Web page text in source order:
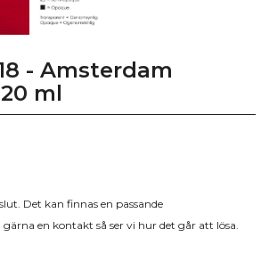
- Amsterdam
ml
Det kan finnas en passande
en kontakt så ser vi hur det går att lösa.